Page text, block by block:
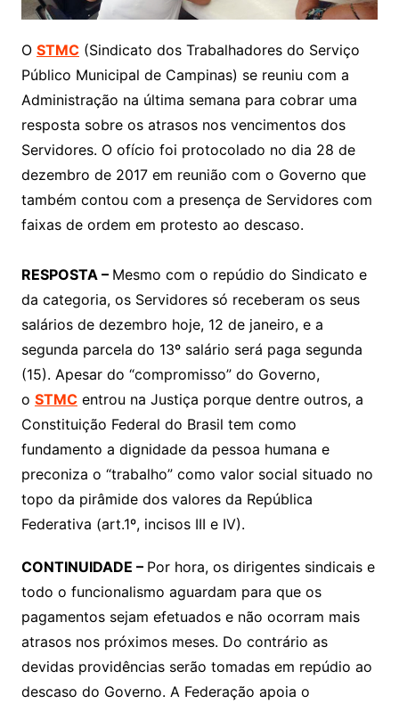
O STMC(Sindicato dos Trabalhadores do Serviço
Público Municipal de Campinas) se reuniu com a
Administração na última semana para cobrar uma
resposta sobre os atrasos nos vencimentos dos
Servidores. O ofício foi protocolado no dia 28 de
dezembro de 2017 em reunião com o Governo que
também contou com a presença de Servidores com
faixas de ordem em protesto ao descaso.
RESPOSTA – Mesmo com o repúdio do Sindicato e
da categoria, os Servidores só receberam os seus
salários de dezembro hoje, 12 de janeiro, e a
segunda parcela do 13º salário será paga segunda
(15). Apesar do “compromisso” do Governo,
o STMCentrou na Justiça porque dentre outros, a
Constituição Federal do Brasil tem como
fundamento a dignidade da pessoa humana e
preconiza o “trabalho” como valor social situado no
topo da pirâmide dos valores da República
Federativa (art.1º, incisos III e IV).
CONTINUIDADE – Por hora, os dirigentes sindicais e
todo o funcionalismo aguardam para que os
pagamentos sejam efetuados e não ocorram mais
atrasos nos próximos meses. Do contrário as
devidas providências serão tomadas em repúdio ao
descaso do Governo. A Federação apoia o